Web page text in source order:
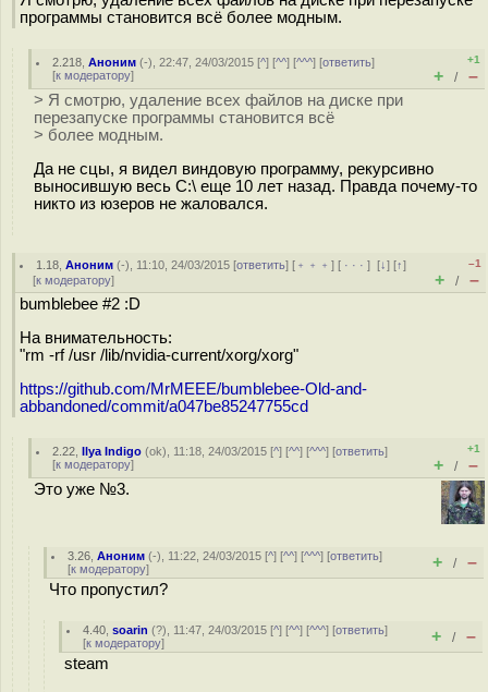
программы становится всё более модным.
2.218 ,Аноним (-), 22:47, 24/03/2015 [^] [^^] [^^^] [ответить]
[к модератору]
+1
+ / –
> Я смотрю, удаление всех файлов на диске при
перезапуске программы становится всё
> более модным.
Да не сцы, я видел виндовую программу, рекурсивно
выносившую весь C:\ еще 10 лет назад. Правда почему-то
никто из юзеров не жаловался.
1.18 ,Аноним (-), 11:10, 24/03/2015 [ответить] [ ﹢﹢﹢] [ · · ·][↓] [↑]
[к модератору]
–1
+ / –
bumblebee #2 :D
На внимательность:
"rm -rf /usr /lib/nvidia-current/xorg/xorg"
https://github.com/MrMEEE/bumblebee-Old-and-
abbandoned/commit/a047be85247755cd
2.22 ,Ilya Indigo (ok), 11:18, 24/03/2015 [^] [^^] [^^^] [ответить]
[к модератору]
+1
+ / –
Это уже №3.
3.26 ,Аноним (-), 11:22, 24/03/2015 [^] [^^] [^^^] [ответить]
[к модератору] + / –
Что пропустил?
4.40 ,soarin (?), 11:47, 24/03/2015 [^] [^^] [^^^] [ответить]
[к модератору] + / –
steam